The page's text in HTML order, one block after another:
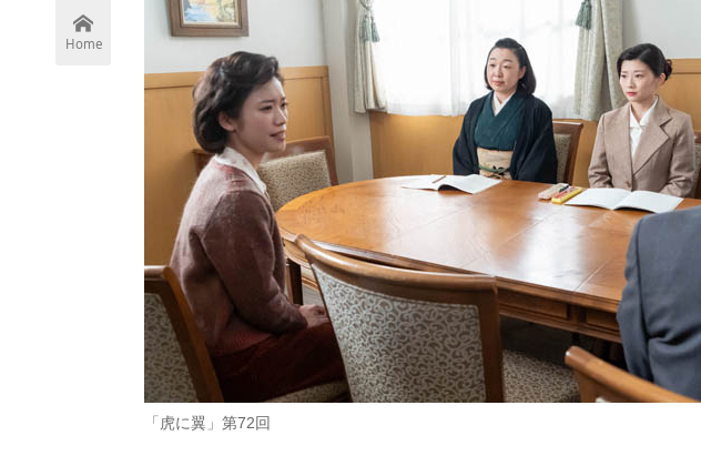
Home
「虎に翼」第72回